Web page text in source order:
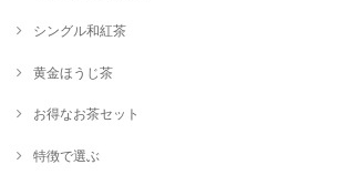
シングル和紅茶
黄金ほうじ茶
お得なお茶セット
特徴で選ぶ